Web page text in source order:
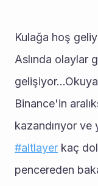
Kulağa hoş
Aslında olaylar
Binance'in
#altlayer kaç
pencereden